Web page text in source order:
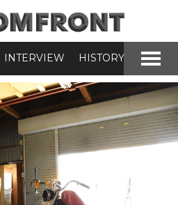
INTERVIEW HISTORY